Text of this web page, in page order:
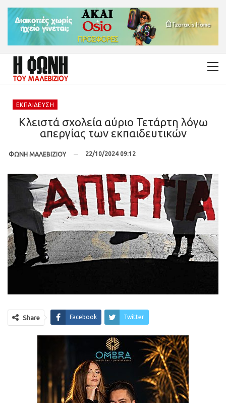
ΕΚΠΑΊΔΕΥΣΗ
Κλειστά σχολεία αύριο Τετάρτη λόγω
απεργίας των εκπαιδευτικών
ΦΩΝΗ ΜΑΛΕΒΙΖΙΟΥ 22/10/2024 09:12
Share Facebook Twitter